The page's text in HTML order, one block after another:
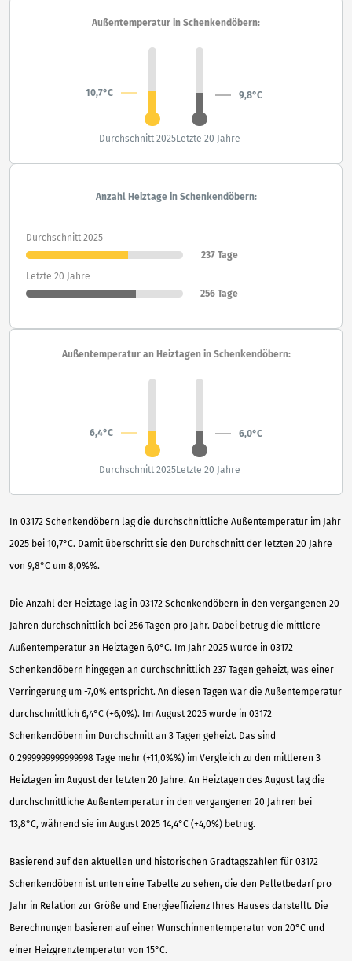
In 03172 Schenkendöbern lag die durchschnittliche Außentemperatur im Jahr
2025 bei 10,7°C. Damit überschritt sie den Durchschnitt der letzten 20 Jahre
von 9,8°C um 8,0%%.
Die Anzahl der Heiztage lag in 03172 Schenkendöbern in den vergangenen 20
Jahren durchschnittlich bei 256 Tagen pro Jahr. Dabei betrug die mittlere
Außentemperatur an Heiztagen 6,0°C. Im Jahr 2025 wurde in 03172
Schenkendöbern hingegen an durchschnittlich 237 Tagen geheizt, was einer
Verringerung um -7,0% entspricht. An diesen Tagen war die Außentemperatur
durchschnittlich 6,4°C (+6,0%). Im August 2025 wurde in 03172
Schenkendöbern im Durchschnitt an 3 Tagen geheizt. Das sind
0.2999999999999998 Tage mehr (+11,0%%) im Vergleich zu den mittleren 3
Heiztagen im August der letzten 20 Jahre. An Heiztagen des August lag die
durchschnittliche Außentemperatur in den vergangenen 20 Jahren bei
13,8°C, während sie im August 2025 14,4°C (+4,0%) betrug.
Basierend auf den aktuellen und historischen Gradtagszahlen für 03172
Schenkendöbern ist unten eine Tabelle zu sehen, die den Pelletbedarf pro
Jahr in Relation zur Größe und Energieeffizienz Ihres Hauses darstellt. Die
Berechnungen basieren auf einer Wunschinnentemperatur von 20°C und
einer Heizgrenztemperatur von 15°C.
Außentemperatur in Schenkendöbern:
10,7°C 9,8°C
Durchschnitt 2025Letzte 20 Jahre
Anzahl Heiztage in Schenkendöbern:
Durchschnitt 2025
237 Tage
Letzte 20 Jahre
256 Tage
Außentemperatur an Heiztagen in Schenkendöbern:
6,4°C 6,0°C
Durchschnitt 2025Letzte 20 Jahre